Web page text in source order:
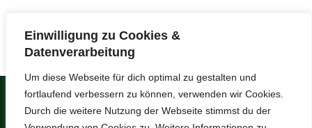
Einwilligung zu Cookies &
Datenverarbeitung
Um diese Webseite für dich optimal zu gestalten und
fortlaufend verbessern zu können, verwenden wir Cookies.
Durch die weitere Nutzung der Webseite stimmst du der
Copyright © 2026Umweltzentrum Drei
Eichen.